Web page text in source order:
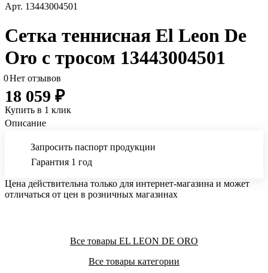
Арт. 13443004501
Сетка теннисная El Leon De
Oro с тросом 13443004501
0Нет отзывов
18 059 ₽
Купить в 1 клик
Описание
Запросить паспорт продукции
Гарантия 1 год
Цена действительна только для интернет-магазина и может
отличаться от цен в розничных магазинах
Все товары EL LEON DE ORO
Все товары категории